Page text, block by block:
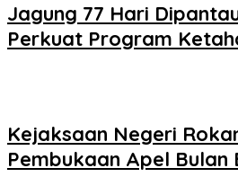
Jagung 77 Hari
Perkuat Program
Kejaksaan Negeri
Pembukaan Apel